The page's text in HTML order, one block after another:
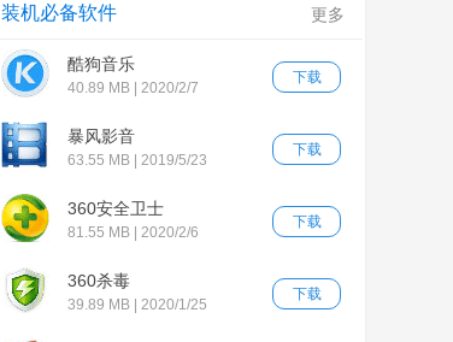
更多
装机必备软件
下载
酷狗音乐
40.89 MB | 2020/2/7
下载
暴风影音
63.55 MB | 2019/5/23
下载
360安全卫士
81.55 MB | 2020/2/6
下载
360杀毒
39.89 MB | 2020/1/25